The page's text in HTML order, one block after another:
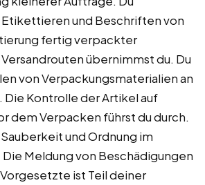
und Beschriften von
fertig verpackter
übernimmst du. Du
von Verpackungsmaterialien an
Die Kontrolle der Artikel auf
dem Verpacken führst du durch.
und Ordnung im
Meldung von Beschädigungen
ist Teil deiner